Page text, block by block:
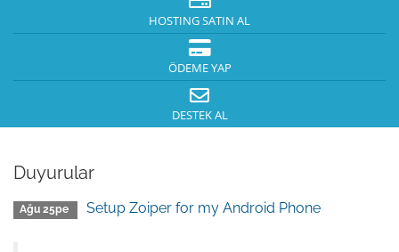
HOSTING SATIN AL
ÖDEME YAP
DESTEK AL
Duyurular
Ağu 25pe Setup Zoiper for my Android Phone